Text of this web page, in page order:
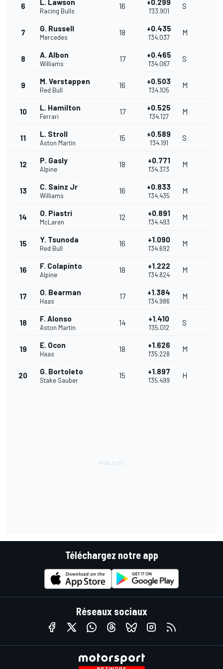
6 L. Lawson
Racing Bulls
16 +0.299
1'33.901
S
7 G. Russell
Mercedes
18 +0.435
1'34.037
M
8 A. Albon
Williams
17 +0.465
1'34.067
S
9 M. Verstappen
Red Bull
16 +0.503
1'34.105
M
10 L. Hamilton
Ferrari
17 +0.525
1'34.127
M
11 L. Stroll
Aston Martin
15 +0.589
1'34.191
S
12 P. Gasly
Alpine
18 +0.771
1'34.373
M
13 C. Sainz Jr
Williams
16 +0.833
1'34.435
M
14 O. Piastri
McLaren
12 +0.891
1'34.493
M
15 Y. Tsunoda
Red Bull
16 +1.090
1'34.692
M
16 F. Colapinto
Alpine
18 +1.222
1'34.824
M
17 O. Bearman
Haas
17 +1.384
1'34.986
M
18 F. Alonso
Aston Martin
14 +1.410
1'35.012
S
19 E. Ocon
Haas
18 +1.626
1'35.228
M
20 G. Bortoleto
Stake Sauber
15 +1.897
1'35.499
H
Téléchargez notre app
Réseaux sociaux